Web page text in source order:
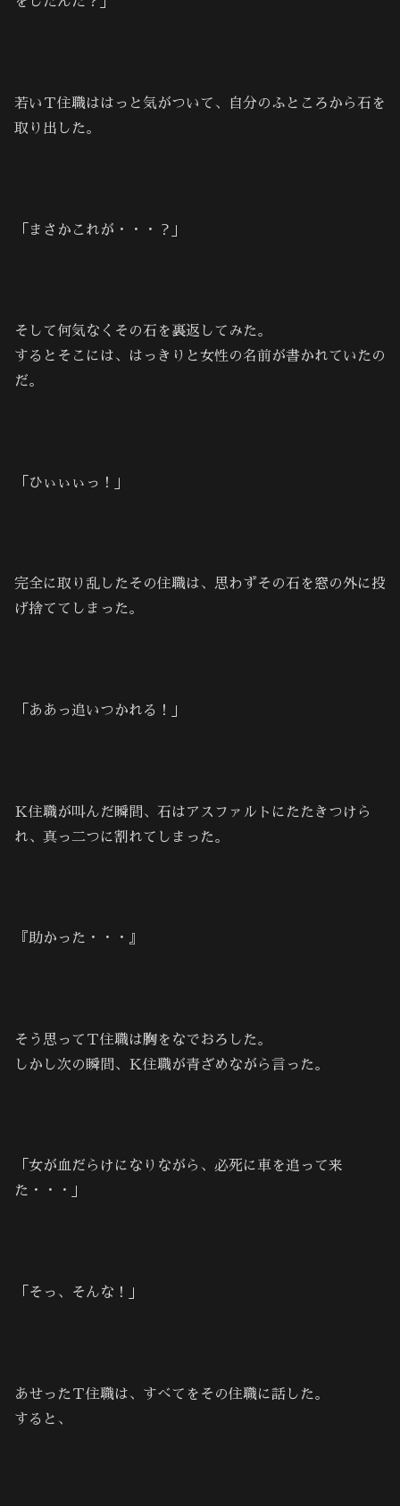
若いＴ住職ははっと気がついて、自分のふところから石を
取り出した。
「まさかこれが・・・？」
そして何気なくその石を裏返してみた。
するとそこには、はっきりと女性の名前が書かれていたの
だ。
「ひぃぃぃっ！」
完全に取り乱したその住職は、思わずその石を窓の外に投
げ捨ててしまった。
「ああっ追いつかれる！」
Ｋ住職が叫んだ瞬間、石はアスファルトにたたきつけら
れ、真っ二つに割れてしまった。
『助かった・・・』
そう思ってＴ住職は胸をなでおろした。
しかし次の瞬間、Ｋ住職が青ざめながら言った。
「女が血だらけになりながら、必死に車を追って来
た・・・」
「そっ、そんな！」
あせったＴ住職は、すべてをその住職に話した。
すると、